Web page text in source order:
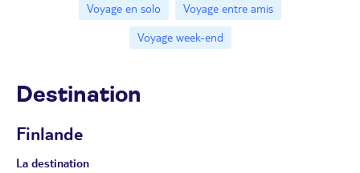
Voyage en solo
Voyage entre amis
Voyage week-end
Destination
Finlande
La destination